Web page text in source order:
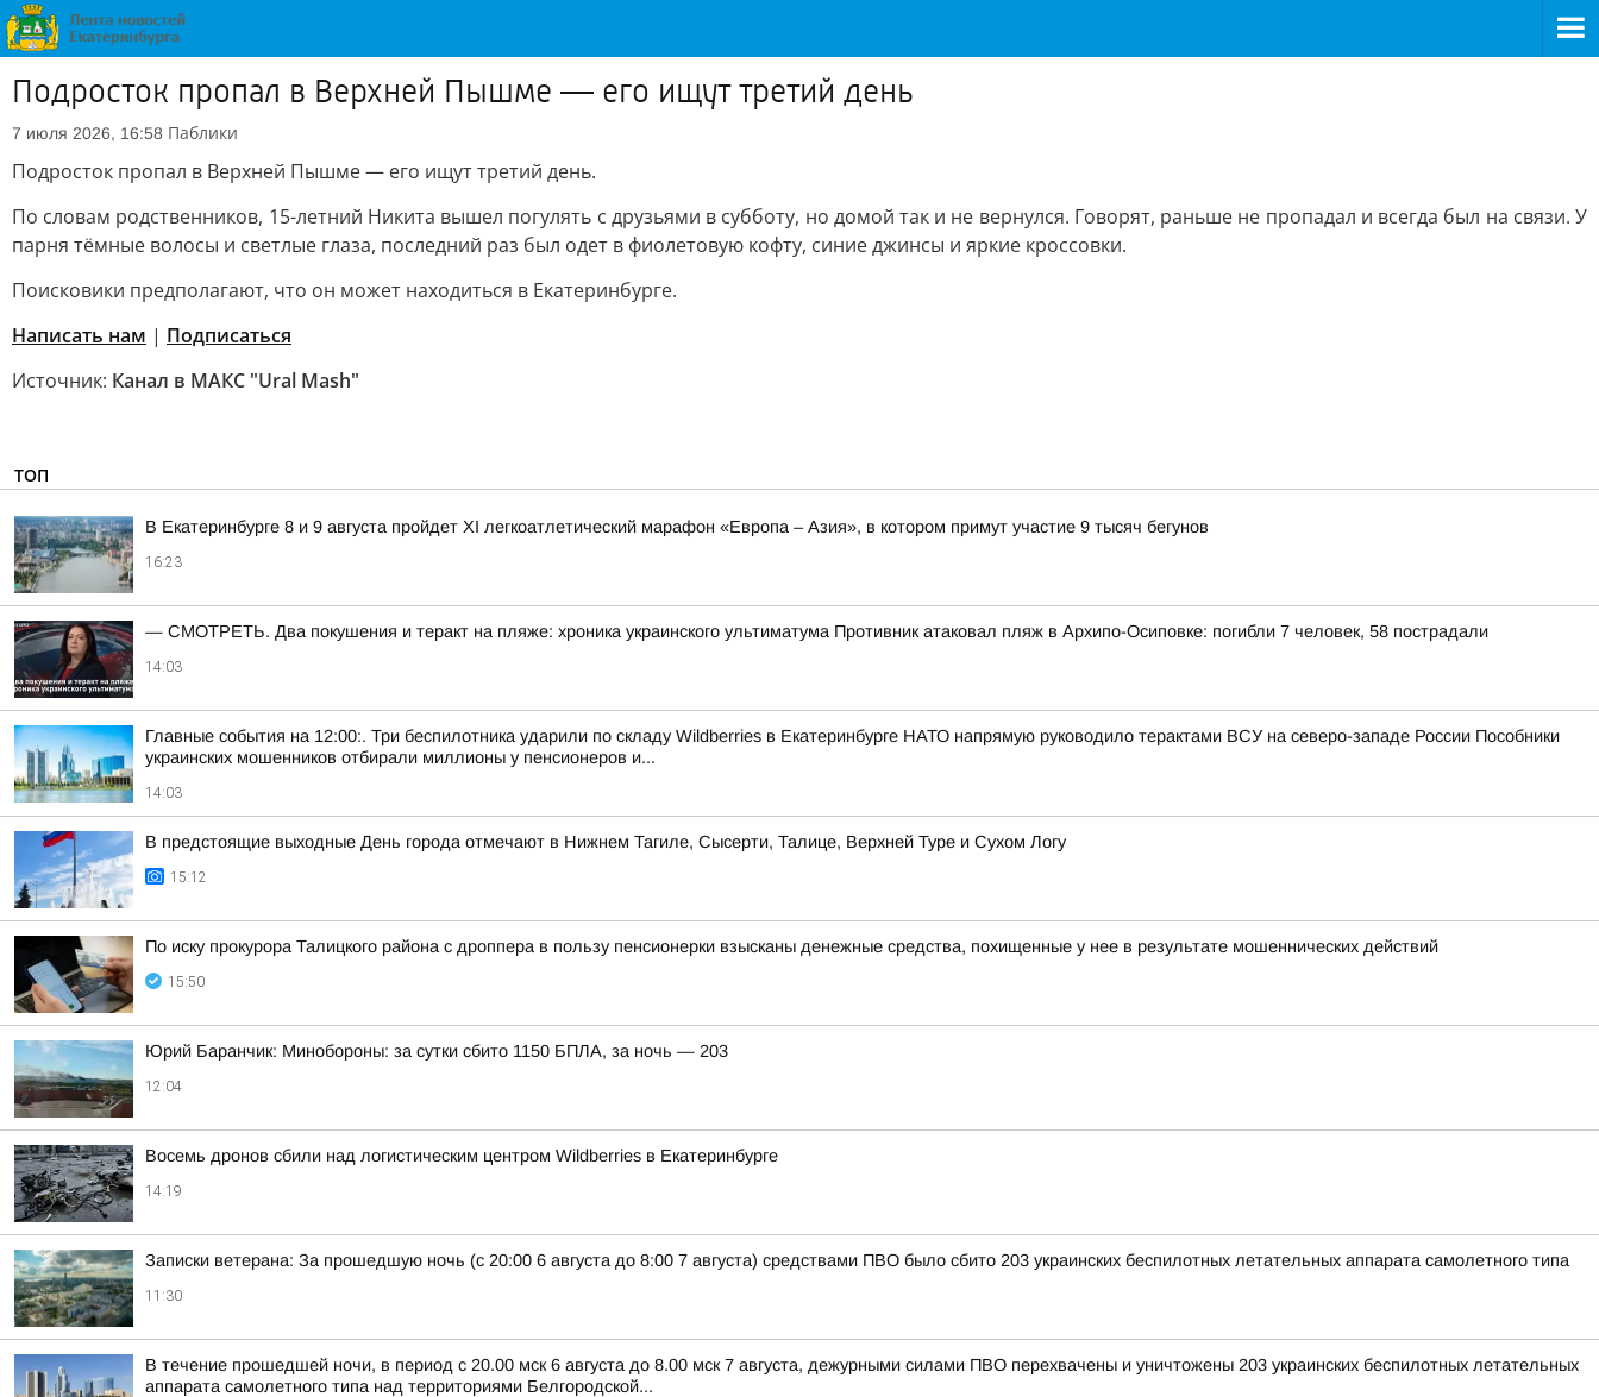
Подросток пропал в Верхней Пышме — его ищут третий день
7 июля 2026, 16:58 Паблики
Подросток пропал в Верхней Пышме — его ищут третий день.
По словам родственников, 15-летний Никита вышел погулять с друзьями в субботу, но домой так и не вернулся. Говорят, раньше не пропадал и всегда был на связи. У
парня тёмные волосы и светлые глаза, последний раз был одет в фиолетовую кофту, синие джинсы и яркие кроссовки.
Поисковики предполагают, что он может находиться в Екатеринбурге.
Написать нам | Подписаться
Источник: Канал в МАКС "Ural Mash"
ТОП
В Екатеринбурге 8 и 9 августа пройдет XI легкоатлетический марафон «Европа – Азия», в котором примут участие 9 тысяч бегунов
16:23
— СМОТРЕТЬ. Два покушения и теракт на пляже: хроника украинского ультиматума Противник атаковал пляж в Архипо-Осиповке: погибли 7 человек, 58 пострадали
14:03
Главные события на 12:00:. Три беспилотника ударили по складу Wildberries в Екатеринбурге НАТО напрямую руководило терактами ВСУ на северо-западе России Пособники
украинских мошенников отбирали миллионы у пенсионеров и...
14:03
В предстоящие выходные День города отмечают в Нижнем Тагиле, Сысерти, Талице, Верхней Туре и Сухом Логу
15:12
По иску прокурора Талицкого района с дроппера в пользу пенсионерки взысканы денежные средства, похищенные у нее в результате мошеннических действий
15:50
Юрий Баранчик: Минобороны: за сутки сбито 1150 БПЛА, за ночь — 203
12:04
Восемь дронов сбили над логистическим центром Wildberries в Екатеринбурге
14:19
Записки ветерана: За прошедшую ночь (с 20:00 6 августа до 8:00 7 августа) средствами ПВО было сбито 203 украинских беспилотных летательных аппарата самолетного типа
11:30
В течение прошедшей ночи, в период с 20.00 мск 6 августа до 8.00 мск 7 августа, дежурными силами ПВО перехвачены и уничтожены 203 украинских беспилотных летательных
аппарата самолетного типа над территориями Белгородской...